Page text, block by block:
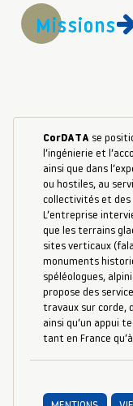
Missions
CorDATA se
l’ingénierie et
ainsi que dans
ou hostiles, au
collectivités et des
L’entreprise
que les terrains
sites verticaux
monuments
spéléologues,
propose des
travaux sur corde,
ainsi qu’un appui
tant en France